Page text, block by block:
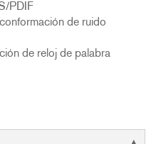
PDIF
de ruido
de reloj de palabra